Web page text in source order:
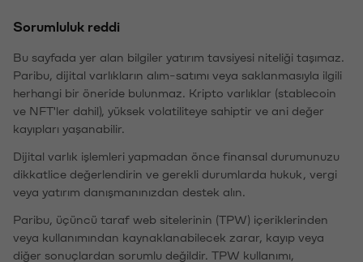
Sorumluluk reddi
Bu sayfada yer alan bilgiler yatırım tavsiyesi niteliği taşımaz.
Paribu, dijital varlıkların alım-satımı veya saklanmasıyla ilgili
herhangi bir öneride bulunmaz. Kripto varlıklar (stablecoin
ve NFT'ler dahil), yüksek volatiliteye sahiptir ve ani değer
kayıpları yaşanabilir.
Dijital varlık işlemleri yapmadan önce finansal durumunuzu
dikkatlice değerlendirin ve gerekli durumlarda hukuk, vergi
veya yatırım danışmanınızdan destek alın.
Paribu, üçüncü taraf web sitelerinin (TPW) içeriklerinden
veya kullanımından kaynaklanabilecek zarar, kayıp veya
diğer sonuçlardan sorumlu değildir. TPW kullanımı,